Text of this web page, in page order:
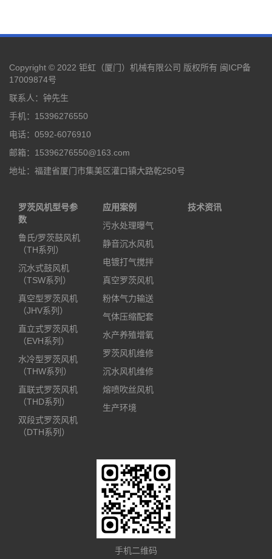
Copyright © 2022 钜虹（厦门）机械有限公司 版权所有 闽ICP备
17009874号
联系人：钟先生
手机：15396276550
电话：0592-6076910
邮箱：15396276550@163.com
地址：福建省厦门市集美区灌口镇大路乾250号
罗茨风机型号参
数
鲁氏/罗茨鼓风机
（TH系列）
沉水式鼓风机
（TSW系列）
真空型罗茨风机
（JHV系列）
直立式罗茨风机
（EVH系列）
水冷型罗茨风机
（THW系列）
直联式罗茨风机
（THD系列）
双段式罗茨风机
（DTH系列）
应用案例
污水处理曝气
静音沉水风机
电镀打气搅拌
真空罗茨风机
粉体气力输送
气体压缩配套
水产养殖增氧
罗茨风机维修
沉水风机维修
熔喷吹丝风机
生产环境
技术资讯
手机二维码